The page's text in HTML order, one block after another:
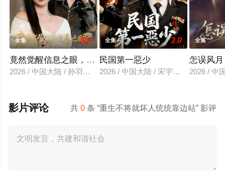
全集 8.0
竟然觉醒信息之眼，我转身进入反派大营
2026 / 中国大陆 / 孙羽中＆廖澜
全集 3.0
民国第一惡少
2026 / 中国大陆 / 宋宇欣＆陈楚洹
全集
怎误风月
2026 / 中
共0 条 “重生不将就坏人统统靠边站” 影评
影片评论